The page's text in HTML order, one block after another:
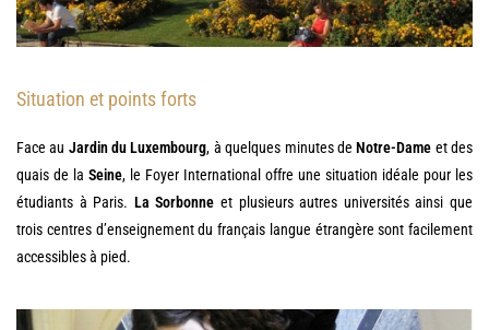
Situation et points forts
Face au Jardin du Luxembourg, à quelques minutes deNotre-Dame et des
quais de la Seine, le Foyer International offre une situation idéale pour les
étudiants à Paris. La Sorbonne et plusieurs autres universités ainsi que
trois centres d’enseignement du français langue étrangère sont facilement
accessibles à pied.